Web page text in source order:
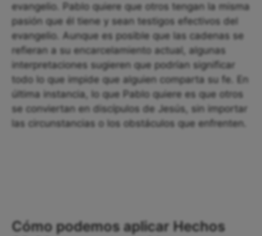
evangelio. Pablo quiere que otros tengan la misma
pasión que él tiene y sean testigos efectivos del
evangelio. Aunque es posible que las cadenas se
refieran a su encarcelamiento actual, algunas
interpretaciones sugieren que podrían significar
todo lo que impide que alguien comparta su fe. En
última instancia, lo que Pablo quiere es que otros
se conviertan en discípulos de Jesús, sin importar
las circunstancias o los obstáculos que enfrenten.
Cómo podemos aplicar Hechos